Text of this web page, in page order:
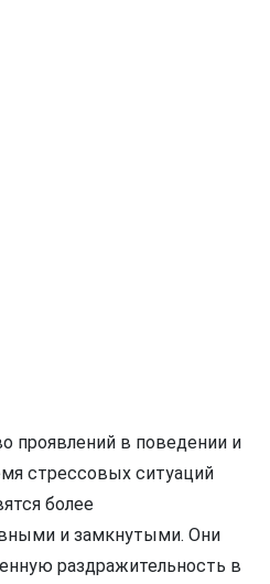
проявлений в поведении и
стрессовых ситуаций
более
и замкнутыми. Они
раздражительность в